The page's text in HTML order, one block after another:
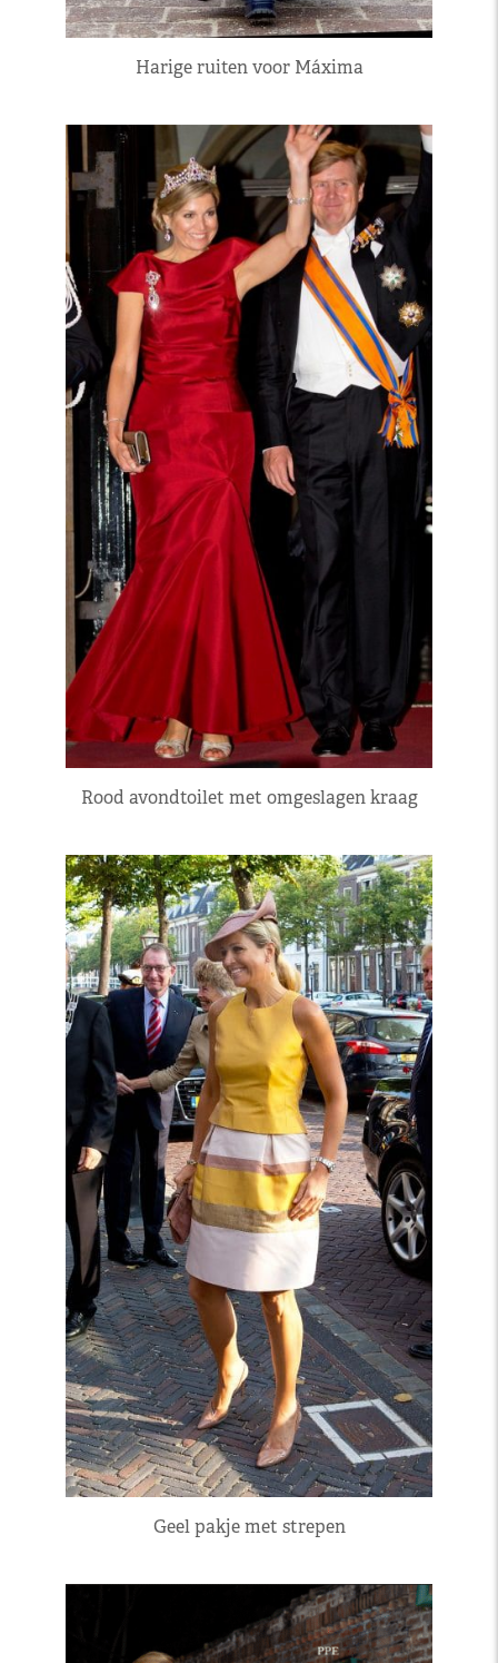
Harige ruiten voor Máxima
Rood avondtoilet met omgeslagen kraag
Geel pakje met strepen